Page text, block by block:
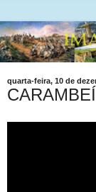
quarta-feira, 10 de